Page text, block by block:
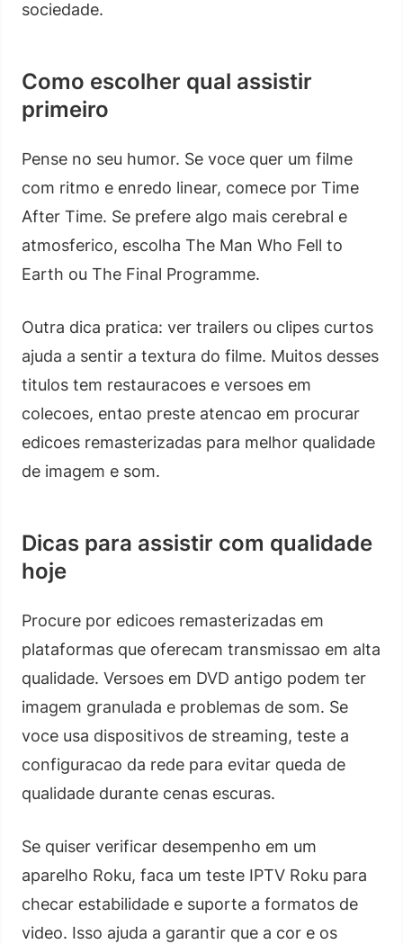
sociedade.
Como escolher qual assistir
primeiro
Pense no seu humor. Se voce quer um filme
com ritmo e enredo linear, comece por Time
After Time. Se prefere algo mais cerebral e
atmosferico, escolha The Man Who Fell to
Earth ou The Final Programme.
Outra dica pratica: ver trailers ou clipes curtos
ajuda a sentir a textura do filme. Muitos desses
titulos tem restauracoes e versoes em
colecoes, entao preste atencao em procurar
edicoes remasterizadas para melhor qualidade
de imagem e som.
Dicas para assistir com qualidade
hoje
Procure por edicoes remasterizadas em
plataformas que oferecam transmissao em alta
qualidade. Versoes em DVD antigo podem ter
imagem granulada e problemas de som. Se
voce usa dispositivos de streaming, teste a
configuracao da rede para evitar queda de
qualidade durante cenas escuras.
Se quiser verificar desempenho em um
aparelho Roku, faca um teste IPTV Roku para
checar estabilidade e suporte a formatos de
video. Isso ajuda a garantir que a cor e os